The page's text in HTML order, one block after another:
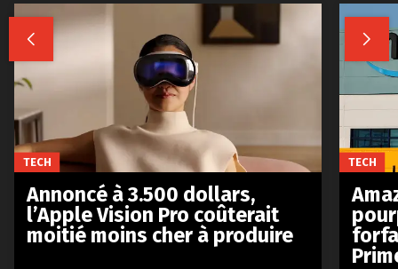
 
TECH
Annoncé à 3.500 dollars,
l’Apple Vision Pro coûterait
moitié moins cher à produire
TECH